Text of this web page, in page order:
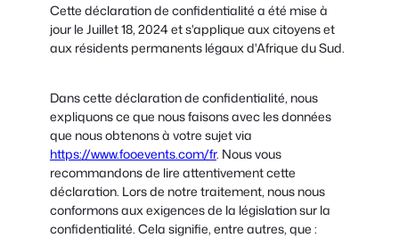
Cette déclaration de confidentialité a été mise à
jour le Juillet 18, 2024 et s'applique aux citoyens et
aux résidents permanents légaux d'Afrique du Sud.
Dans cette déclaration de confidentialité, nous
expliquons ce que nous faisons avec les données
que nous obtenons à votre sujet via
https://www.fooevents.com/fr. Nous vous
recommandons de lire attentivement cette
déclaration. Lors de notre traitement, nous nous
conformons aux exigences de la législation sur la
confidentialité. Cela signifie, entre autres, que :